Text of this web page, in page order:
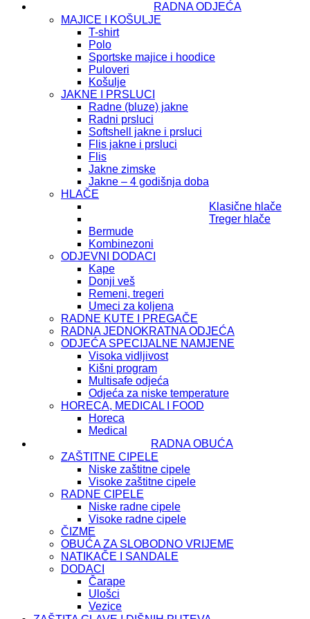
RADNA ODJEĆA
MAJICE I KOŠULJE
T-shirt
Polo
Sportske majice i hoodice
Puloveri
Košulje
JAKNE I PRSLUCI
Radne (bluze) jakne
Radni prsluci
Softshell jakne i prsluci
Flis jakne i prsluci
Flis
Jakne zimske
Jakne – 4 godišnja doba
HLAČE
Klasične hlače
Treger hlače
Bermude
Kombinezoni
ODJEVNI DODACI
Kape
Donji veš
Remeni, tregeri
Umeci za koljena
RADNE KUTE I PREGAČE
RADNA JEDNOKRATNA ODJEĆA
ODJEĆA SPECIJALNE NAMJENE
Visoka vidljivost
Kišni program
Multisafe odjeća
Odjeća za niske temperature
HORECA, MEDICAL I FOOD
Horeca
Medical
RADNA OBUĆA
ZAŠTITNE CIPELE
Niske zaštitne cipele
Visoke zaštitne cipele
RADNE CIPELE
Niske radne cipele
Visoke radne cipele
ČIZME
OBUĆA ZA SLOBODNO VRIJEME
NATIKAČE I SANDALE
DODACI
Čarape
Ulošci
Vezice